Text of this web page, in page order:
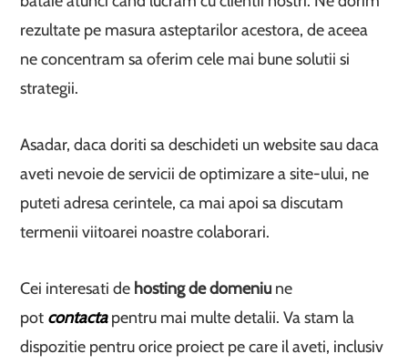
rezultate pe masura asteptarilor acestora, de aceea
ne concentram sa oferim cele mai bune solutii si
strategii.
Asadar, daca doriti sa deschideti un website sau daca
aveti nevoie de servicii de optimizare a site-ului, ne
puteti adresa cerintele, ca mai apoi sa discutam
termenii viitoarei noastre colaborari.
Cei interesati de hosting de domeniu ne
pot contactapentru mai multe detalii. Va stam la
dispozitie pentru orice proiect pe care il aveti, inclusiv